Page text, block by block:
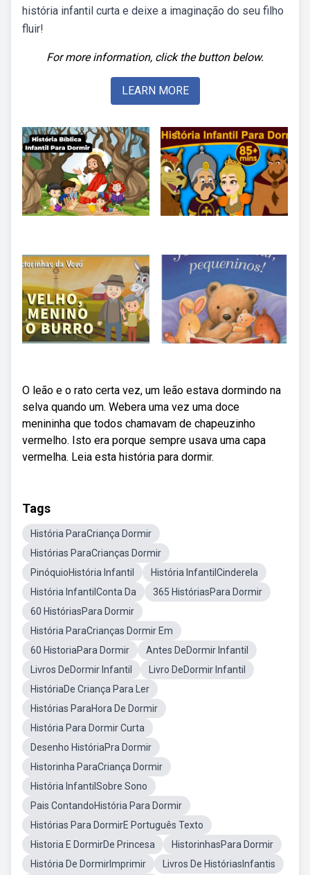
história infantil curta e deixe a imaginação do seu filho
fluir!
For more information, click the button below.
LEARN MORE
O leão e o rato certa vez, um leão estava dormindo na
selva quando um. Webera uma vez uma doce
menininha que todos chamavam de chapeuzinho
vermelho. Isto era porque sempre usava uma capa
vermelha. Leia esta história para dormir.
Tags
História ParaCriança Dormir
Histórias ParaCrianças Dormir
PinóquioHistória Infantil
História InfantilCinderela
História InfantilConta Da
365 HistóriasPara Dormir
60 HistóriasPara Dormir
História ParaCrianças Dormir Em
60 HistoriaPara Dormir
Antes DeDormir Infantil
Livros DeDormir Infantil
Livro DeDormir Infantil
HistóriaDe Criança Para Ler
Histórias ParaHora De Dormir
História Para Dormir Curta
Desenho HistóriaPra Dormir
Historinha ParaCriança Dormir
História InfantilSobre Sono
Pais ContandoHistória Para Dormir
Histórias Para DormirE Português Texto
Historia E DormirDe Princesa
HistorinhasPara Dormir
História De DormirImprimir
Livros De HistóriasInfantis